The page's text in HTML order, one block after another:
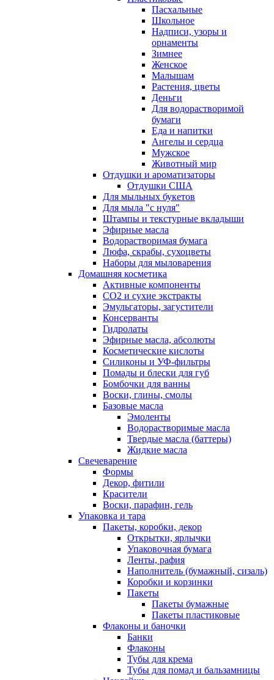
Пасхальные
Школьное
Надписи, узоры и
орнаменты
Зимнее
Женское
Малышам
Растения, цветы
Деньги
Для водорастворимой
бумаги
Еда и напитки
Ангелы и сердца
Мужское
Животный мир
Отдушки и ароматизаторы
Отдушки США
Для мыльных букетов
Для мыла "с нуля"
Штампы и текстурные вкладыши
Эфирные масла
Водорастворимая бумага
Люфа, скрабы, сухоцветы
Наборы для мыловарения
Домашняя косметика
Активные компоненты
СО2 и сухие экстракты
Эмульгаторы, загустители
Консерванты
Гидролаты
Эфирные масла, абсолюты
Косметические кислоты
Силиконы и УФ-фильтры
Помады и блески для губ
Бомбочки для ванны
Воски, глины, смолы
Базовые масла
Эмоленты
Водорастворимые масла
Твердые масла (баттеры)
Жидкие масла
Свечеварение
Формы
Декор, фитили
Красители
Воски, парафин, гель
Упаковка и тара
Пакеты, коробки, декор
Открытки, ярлычки
Упаковочная бумага
Ленты, рафия
Наполнитель (бумажный, сизаль)
Коробки и корзинки
Пакеты
Пакеты бумажные
Пакеты пластиковые
Флаконы и баночки
Банки
Флаконы
Тубы для крема
Тубы для помад и бальзамницы